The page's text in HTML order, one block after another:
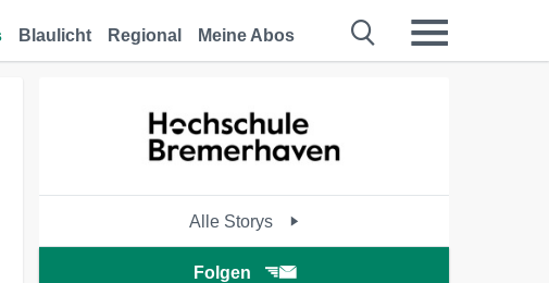
Blaulicht Regional Meine Abos
Alle Storys
Folgen